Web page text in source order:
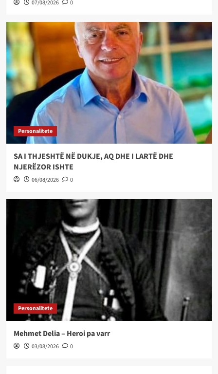
07/08/2026 0
Personalitete
SA I THJESHTË NË DUKJE, AQ DHE I LARTË DHE
NJERËZOR ISHTE
06/08/2026 0
Personalitete
Mehmet Delia – Heroi pa varr
03/08/2026 0